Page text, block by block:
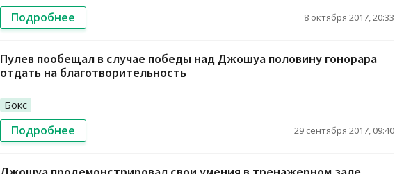
Подробнее 8 октября 2017, 20:33
Пулев пообещал в случае победы над Джошуа половину гонорара
отдать на благотворительность
Бокс
Подробнее 29 сентября 2017, 09:40